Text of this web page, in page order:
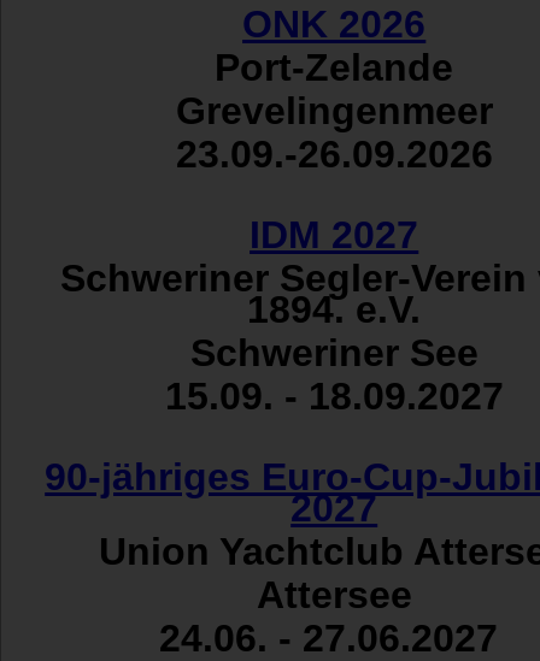
ONK 2026
Port-Zelande
Grevelingenmeer
23.09.-26.09.2026
IDM 2027
Schweriner Segler-Verein
1894. e.V.
Schweriner See
15.09. - 18.09.2027
90-jähriges Euro-Cup-
2027
Union Yachtclub
Attersee
24.06. - 27.06.2027